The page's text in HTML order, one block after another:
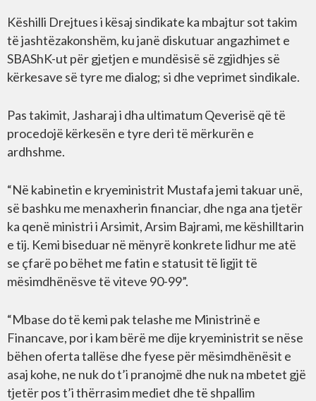
Këshilli Drejtues i kësaj sindikate ka mbajtur sot takim
të jashtëzakonshëm, ku janë diskutuar angazhimet e
SBAShK-ut për gjetjen e mundësisë së zgjidhjes së
kërkesave së tyre me dialog; si dhe veprimet sindikale.
Pas takimit, Jasharaj i dha ultimatum Qeverisë që të
procedojë kërkesën e tyre deri të mërkurën e
ardhshme.
“Në kabinetin e kryeministrit Mustafa jemi takuar unë,
së bashku me menaxherin financiar, dhe nga ana tjetër
ka qenë ministri i Arsimit, Arsim Bajrami, me këshilltarin
e tij. Kemi biseduar në mënyrë konkrete lidhur me atë
se çfarë po bëhet me fatin e statusit të ligjit të
mësimdhënësve të viteve 90-99”.
“Mbase do të kemi pak telashe me Ministrinë e
Financave, por i kam bërë me dije kryeministrit se nëse
bëhen oferta tallëse dhe fyese për mësimdhënësit e
asaj kohe, ne nuk do t’i pranojmë dhe nuk na mbetet gjë
tjetër pos t’i thërrasim mediet dhe të shpallim